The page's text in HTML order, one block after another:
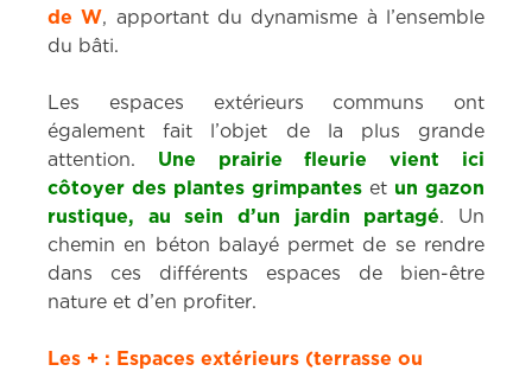
de W, apportant du dynamisme à l’ensemble
du bâti.
Les espaces extérieurs communs ont
également fait l’objet de la plus grande
attention. Une prairie fleurie vient ici
côtoyer des plantes grimpantes et un gazon
rustique, au sein d’un jardin partagé. Un
chemin en béton balayé permet de se rendre
dans ces différents espaces de bien-être
nature et d’en profiter.
Les + : Espaces extérieurs (terrasse ou